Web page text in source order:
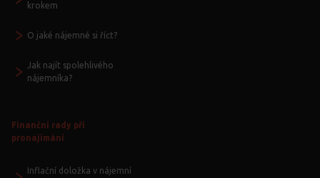
krokem
O jaké nájemné si říct?
Jak najít spolehlivého
nájemníka?
Finanční rady při
pronajímání
Inflační doložka v nájemní